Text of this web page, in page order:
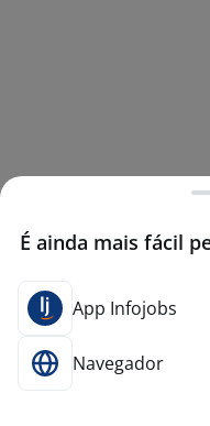
É ainda mais fácil
App Infojobs
Navegador